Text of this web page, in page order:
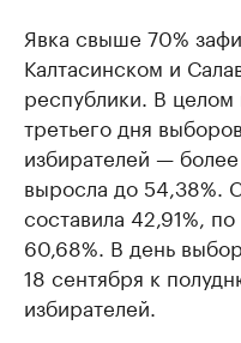
Явка свыше 70%
Калтасинском и
республики. В
третьего дня
избирателей —
выросла до 54,38%.
составила 42,91%,
60,68%. В день
18 сентября к
избирателей.